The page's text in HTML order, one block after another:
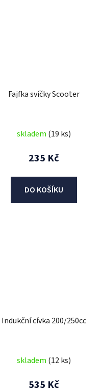
Fajfka svíčky Scooter
skladem (19 ks)
235 Kč
DO KOŠÍKU
Indukční cívka 200/250cc
skladem (12 ks)
535 Kč